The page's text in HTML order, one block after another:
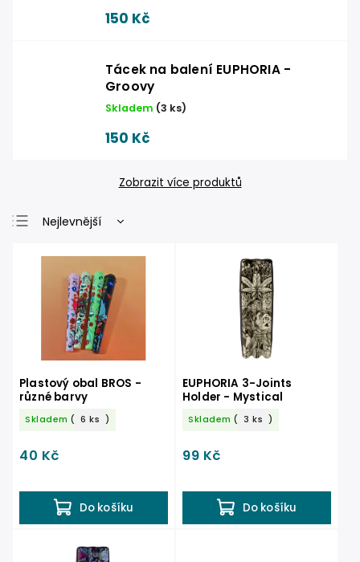
150 Kč
Tácek na balení EUPHORIA -
Groovy
Skladem (3 ks)
150 Kč
Zobrazit více produktů
Nejlevnější
Nejprodávanější
Abecedně
Plastový obal BROS -
různé barvy
Skladem ( 6 ks )
40 Kč
Do košíku
EUPHORIA 3-Joints
Holder - Mystical
Skladem ( 3 ks )
99 Kč
Do košíku